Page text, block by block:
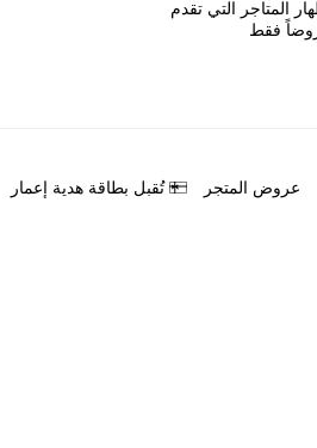
اﻟﻤﺘﺎﺟﺮ اﻟﺘﻲ ﺗﻘﺪﻡ
ﻓﻘﻂ
ﻋﺮﻭﺽ اﻟﻤﺘﺠﺮ ﺗُﻘﺒﻞ ﺑﻄﺎﻗﺔ ﻫﺪﻳﺔ ﺇﻋﻤﺎﺭ